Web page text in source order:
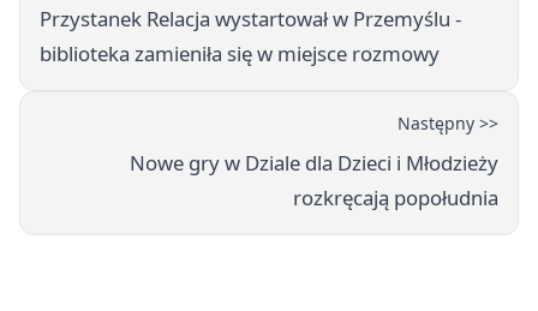
Przystanek Relacja wystartował w Przemyślu -
biblioteka zamieniła się w miejsce rozmowy
Następny >>
Nowe gry w Dziale dla Dzieci i Młodzieży
rozkręcają popołudnia